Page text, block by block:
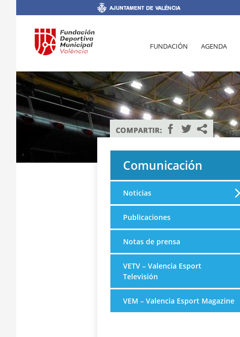
FUNDACIÓN AGENDA
Comunicación
Noticias
Publicaciones
Notas de prensa
VETV – Valencia Esport
Televisión
VEM – Valencia Esport Magazine